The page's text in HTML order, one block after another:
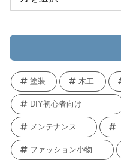
塗装 木工
DIY初心者向け
メンテナンス
ファッション小物